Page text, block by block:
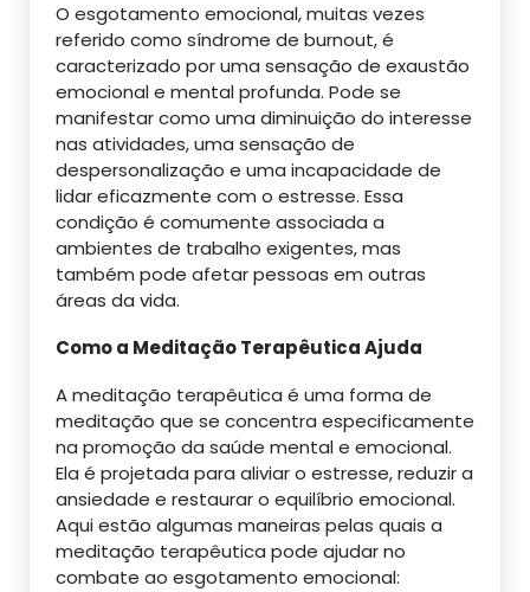
O esgotamento emocional, muitas vezes
referido como síndrome de burnout, é
caracterizado por uma sensação de exaustão
emocional e mental profunda. Pode se
manifestar como uma diminuição do interesse
nas atividades, uma sensação de
despersonalização e uma incapacidade de
lidar eficazmente com o estresse. Essa
condição é comumente associada a
ambientes de trabalho exigentes, mas
também pode afetar pessoas em outras
áreas da vida.
Como a Meditação Terapêutica Ajuda
A meditação terapêutica é uma forma de
meditação que se concentra especificamente
na promoção da saúde mental e emocional.
Ela é projetada para aliviar o estresse, reduzir a
ansiedade e restaurar o equilíbrio emocional.
Aqui estão algumas maneiras pelas quais a
meditação terapêutica pode ajudar no
combate ao esgotamento emocional: